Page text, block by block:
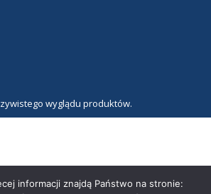
wyglądu produktów.
informacji znajdą Państwo na stronie: